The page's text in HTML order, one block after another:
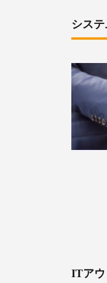
シス
ITアウ